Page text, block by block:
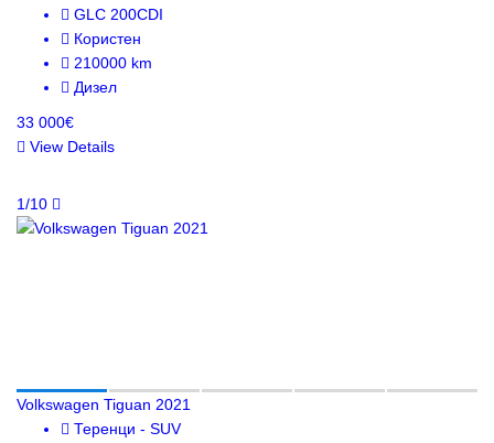
GLC 200CDI
Користен
210000 km
Дизел
33 000€
View Details
1/10
Volkswagen Tiguan 2021
Теренци - SUV